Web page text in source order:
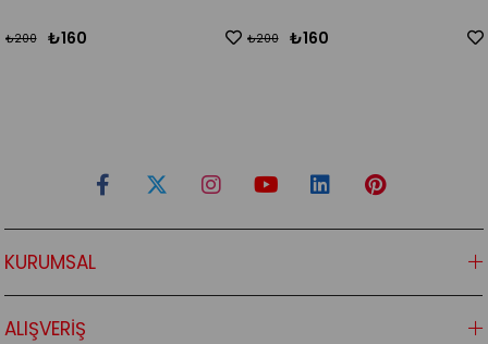
₺160
₺200 ₺160
₺200
KURUMSAL
ALIŞVERİŞ